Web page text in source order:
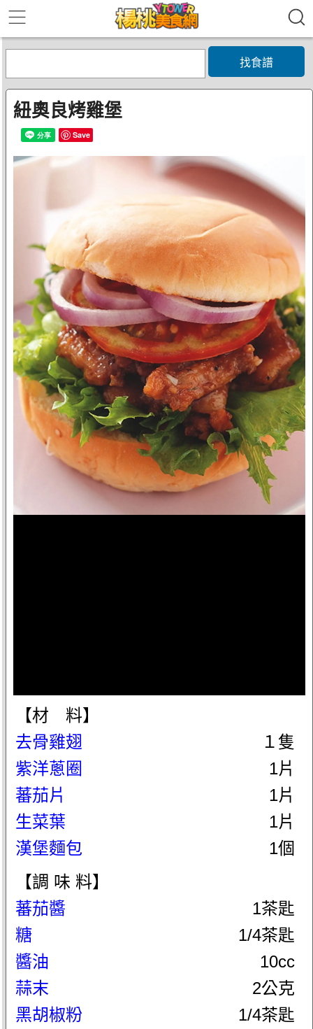
找食譜
紐奧良烤雞堡
Save
【材 料】
去骨雞翅
１隻
紫洋蔥圈
1片
蕃茄片
1片
生菜葉
1片
漢堡麵包
1個
【調 味 料】
蕃茄醬
1茶匙
糖
1/4茶匙
醬油
10cc
蒜末
2公克
黑胡椒粉
1/4茶匙